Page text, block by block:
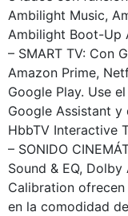
Ambilight Music,
Ambilight Boot-Up
– SMART TV: Con
Amazon Prime,
Google Play. Use
Google Assistant
HbbTV Interactive
– SONIDO
Sound & EQ,
Calibration
en la comodidad